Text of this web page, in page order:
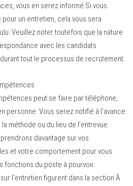
vous en serez informé.Si vous
un entretien, cela vous sera
Veuillez noter toutefois que la nature
avec les candidats
tout le processus de recrutement.
peut se faire par téléphone,
personne. Vous serez notifié à l’avance
méthode ou du lieu de l’entrevue.
davantage sur vos
et votre comportement pour vous
fonctions du poste à pourvoir.
l’entretien figurent dans la section À